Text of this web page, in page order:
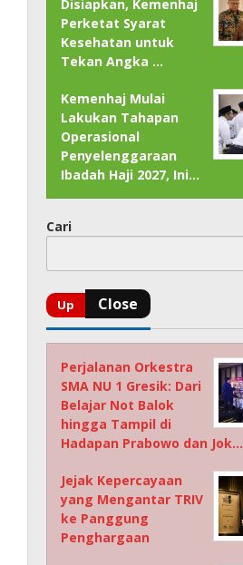
Disiapkan, Kemenhaj
Perketat Syarat
Kesehatan untuk
Tekan Angka …
Kemenhaj Mulai
Lakukan Tahapan
Operasional
Penyelenggaraan
Ibadah Haji 2027, Ini…
Cari
Perjalanan Orkestra
SMA NU 1 Gresik: Dari
Belajar Not Balok
hingga Tampil di
Hadapan Prabowo dan Jok…
Jejak Kepercayaan
yang Mengantar TRIV
ke Panggung
Penghargaan